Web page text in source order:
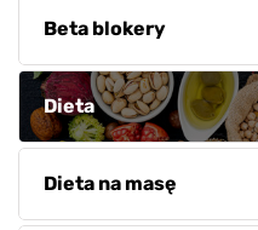
Beta blokery
Dieta
Dieta na masę